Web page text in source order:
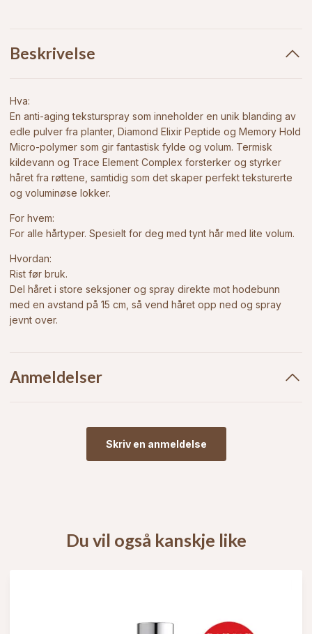
Beskrivelse
Hva:
En anti-aging teksturspray som inneholder en unik blanding av
edle pulver fra planter, Diamond Elixir Peptide og Memory Hold
Micro-polymer som gir fantastisk fylde og volum. Termisk
kildevann og Trace Element Complex forsterker og styrker
håret fra røttene, samtidig som det skaper perfekt teksturerte
og voluminøse lokker.
For hvem:
For alle hårtyper. Spesielt for deg med tynt hår med lite volum.
Hvordan:
Rist før bruk.
Del håret i store seksjoner og spray direkte mot hodebunn
med en avstand på 15 cm, så vend håret opp ned og spray
jevnt over.
Anmeldelser
Skriv en anmeldelse
Du vil også kanskje like